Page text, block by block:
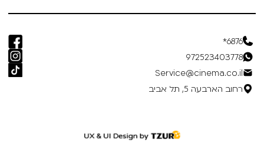
6876*
972523403778
Service@cinema.co.il
רחוב הארבעה 5, תל אביב